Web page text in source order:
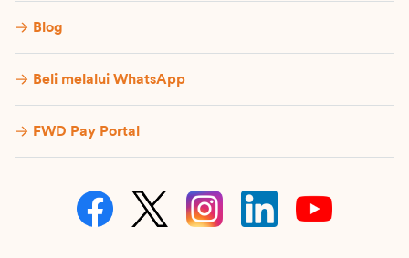
Blog
Beli melalui WhatsApp
FWD Pay Portal